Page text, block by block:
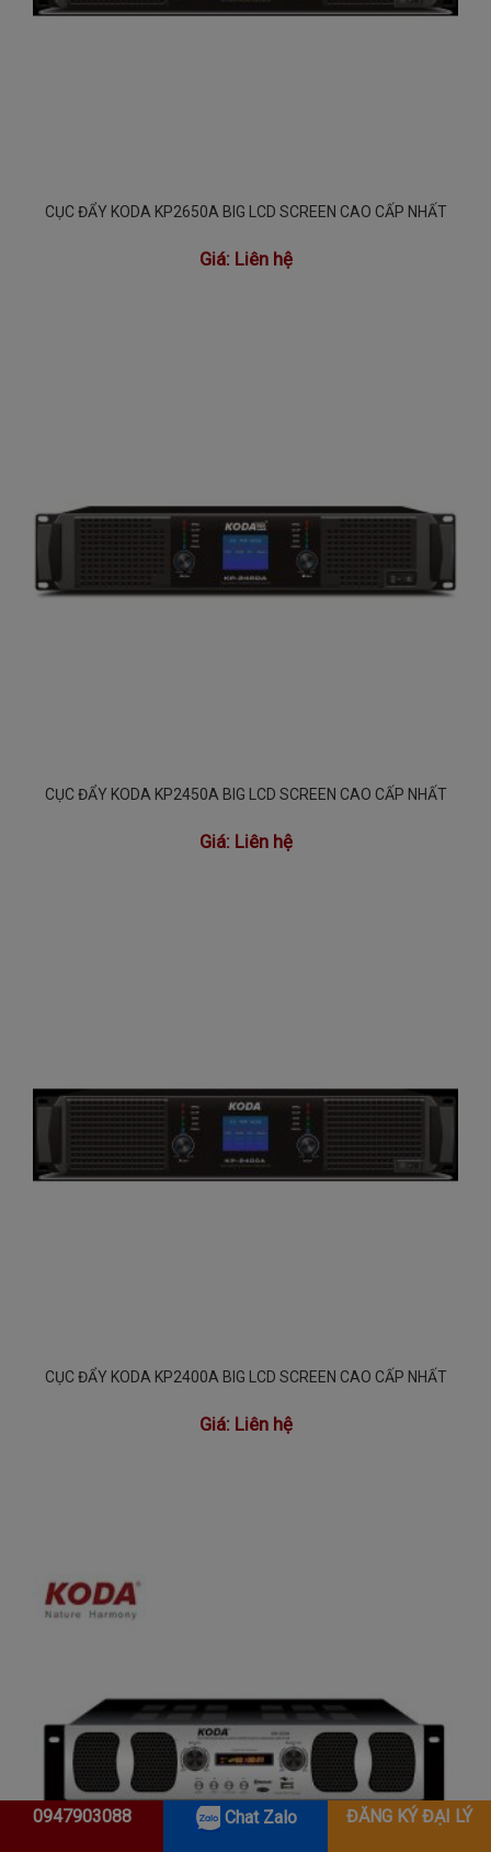
CỤC ĐẨY KODA KP2650A BIG LCD SCREEN CAO CẤP NHẤT
Giá: Liên hệ
CỤC ĐẨY KODA KP2450A BIG LCD SCREEN CAO CẤP NHẤT
Giá: Liên hệ
CỤC ĐẨY KODA KP2400A BIG LCD SCREEN CAO CẤP NHẤT
Giá: Liên hệ
0947903088 Chat Zalo ĐĂNG KÝ ĐẠI LÝ